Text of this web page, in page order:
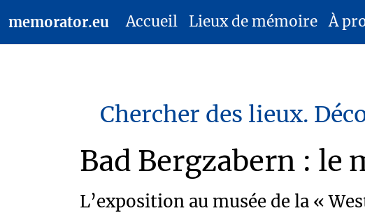
memorator.eu Accueil Lieux de mémoire À
Chercher des lieux.
Bad Bergzabern : le
L’exposition au musée de la «